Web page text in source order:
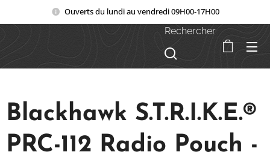
Ouverts du lundi au vendredi 09H00-17H00
Rechercher
Blackhawk S.T.R.I.K.E.®
PRC-112 Radio Pouch -